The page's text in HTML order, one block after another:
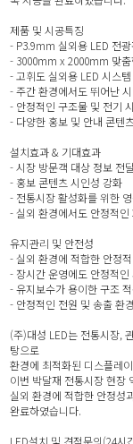
제품 및 시공특징
- P3.9mm 실외용 LED 전
- 3000mm x 2000mm 맞춤
- 고휘도 실외용 LED 시스
- 주간 환경에서도 뛰어난
- 안정적인 구조물 및 전기
- 다양한 홍보 및 안내 콘텐
설치효과 & 기대효과
- 시장 방문객 대상 정보 전
- 홍보 콘텐츠 시인성 강화
- 전통시장 활성화를 위한
- 실외 환경에서도 안정적인
유지관리 및 안전성
- 실외 환경에 적합한 안정
- 장시간 운영에도 안정적인
- 유지보수가 용이한 구조
- 안정적인 전원 및 송출 환
(주)대성 LED는 전통시장,
탕으로
환경에 최적화된 디스플레
이번 박달재 전통시장 현장
실외 환경에 적합한 안정성
완료하였습니다.
LED설치 및 견적문의(24시